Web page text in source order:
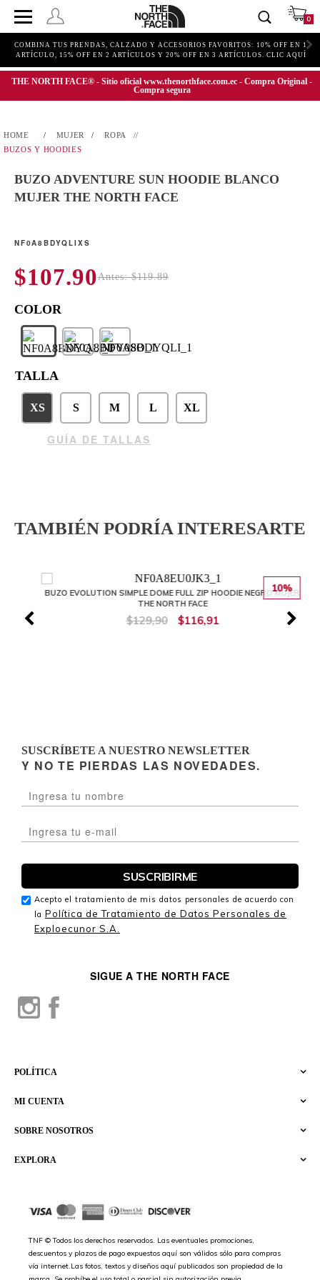
0
COMBINA TUS PRENDAS, CALZADO Y ACCESORIOS FAVORITOS: 10% OFF EN 1
ARTÍCULO, 15% OFF EN 2 ARTÍCULOS Y 20% OFF EN 3 ARTÍCULOS. CLIC AQUÍ
THE NORTH FACE® - Sitio oficial www.thenorthface.com.ec - Compra Original -
Compra segura
MUJER
ROPA
BUZOS Y HOODIES
BUZO ADVENTURE SUN HOODIE BLANCO
MUJER THE NORTH FACE
NF0A8BDYQLIXS
$107.90Antes: $119.89
TALLA
XS S M L XL
GUÍA DE TALLAS
TAMBIÉN PODRÍA INTERESARTE
10%
BUZO EVOLUTION SIMPLE DOME FULL ZIP HOODIE NEGRO MUJER
THE NORTH FACE
$129,90 $116,91
EXPLORA
SOBRE NOSOTROS
MI CUENTA
POLÍTICA
SIGUE A THE NORTH FACE
TNF © Todos los derechos reservados. Las eventuales promociones,
descuentos y plazos de pago expuestos aquí son válidos sólo para compras
vía internet.Las fotos, textos y diseños aquí publicados son propiedad de la
SUSCRÍBETE A NUESTRO NEWSLETTER
Y NO TE PIERDAS LAS NOVEDADES.
Acepto el tratamiento de mis datos personales de acuerdo con
la Política de Tratamiento de Datos Personales de
Exploecunor S.A.